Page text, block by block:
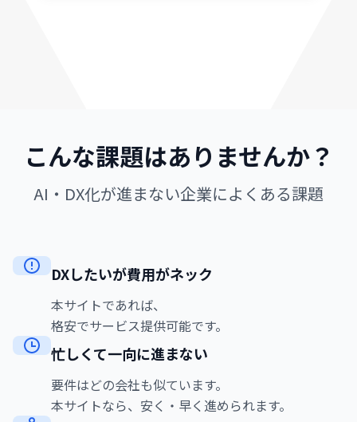
こんな課題はありませんか？
AI・DX化が進まない企業によくある課題
DXしたいが費用がネック
本サイトであれば、
格安でサービス提供可能です。
忙しくて一向に進まない
要件はどの会社も似ています。
本サイトなら、安く・早く進められます。